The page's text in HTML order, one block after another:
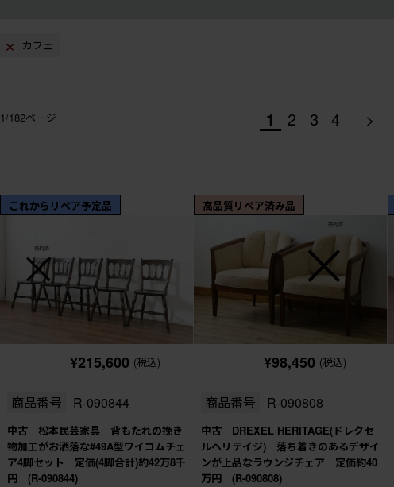
カフェ
1/182ページ 1 2 3 4 >
これからリペア予定品
¥215,600 (税込)
商品番号 R-090844
中古 松本民芸家具 背もたれの挽き
物加工がお洒落な#49A型ワイコムチェ
ア4脚セット 定価(4脚合計)約42万8千
円 (R-090844)
高品質リペア済み品
¥98,450 (税込)
商品番号 R-090808
中古 DREXEL HERITAGE(ドレクセ
ルヘリテイジ) 落ち着きのあるデザイ
ンが上品なラウンジチェア 定価約40
万円 (R-090808)